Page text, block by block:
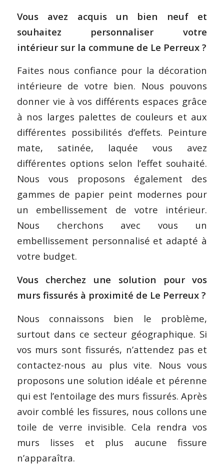
Vous avez acquis un bien neuf et
souhaitez personnaliser votre
intérieur sur la commune de Le Perreux ?
Faites nous confiance pour la décoration
intérieure de votre bien. Nous pouvons
donner vie à vos différents espaces grâce
à nos larges palettes de couleurs et aux
différentes possibilités d’effets. Peinture
mate, satinée, laquée vous avez
différentes options selon l’effet souhaité.
Nous vous proposons également des
gammes de papier peint modernes pour
un embellissement de votre intérieur.
Nous cherchons avec vous un
embellissement personnalisé et adapté à
votre budget.
Vous cherchez une solution pour vos
murs fissurés à proximité de Le Perreux ?
Nous connaissons bien le problème,
surtout dans ce secteur géographique. Si
vos murs sont fissurés, n’attendez pas et
contactez-nous au plus vite. Nous vous
proposons une solution idéale et pérenne
qui est l’entoilage des murs fissurés. Après
avoir comblé les fissures, nous collons une
toile de verre invisible. Cela rendra vos
murs lisses et plus aucune fissure
n’apparaîtra.